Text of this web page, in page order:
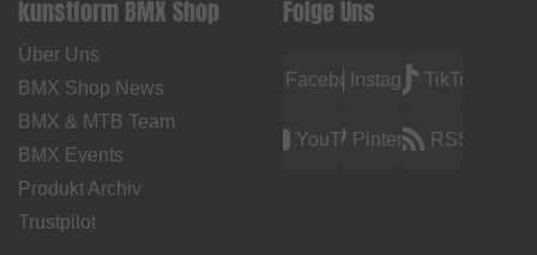
kunstform BMX Shop
Über Uns
BMX Shop News
BMX & MTB Team
BMX Events
Produkt Archiv
Trustpilot
Folge Uns
FacebookInstagramTikTok
YouTubePinterest RSS